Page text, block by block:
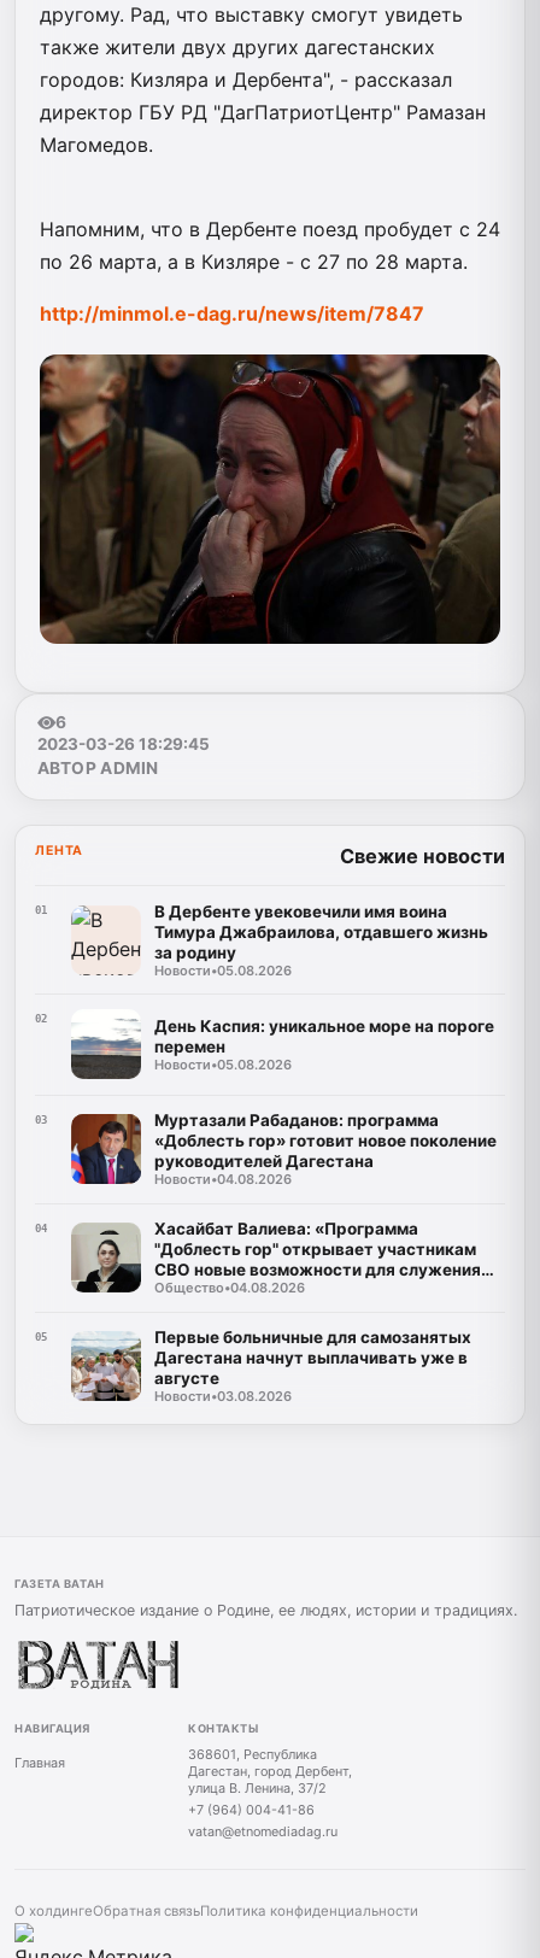
другому. Рад, что выставку смогут увидеть
также жители двух других дагестанских
городов: Кизляра и Дербента", - рассказал
директор ГБУ РД "ДагПатриотЦентр" Рамазан
Магомедов.
Напомним, что в Дербенте поезд пробудет с 24
по 26 марта, а в Кизляре - с 27 по 28 марта.
http://minmol.e-dag.ru/news/item/7847
6
2023-03-26 18:29:45
АВТОР ADMIN
ЛЕНТА Свежие новости
01
В Дербенте увековечили имя воина
Тимура Джабраилова, отдавшего жизнь
за родину
Новости•05.08.2026
02
День Каспия: уникальное море на пороге
перемен
Новости•05.08.2026
03
Муртазали Рабаданов: программа
«Доблесть гор» готовит новое поколение
руководителей Дагестана
Новости•04.08.2026
04
Хасайбат Валиева: «Программа
"Доблесть гор" открывает участникам
СВО новые возможности для служения
Дагестану»
Общество•04.08.2026
05
Первые больничные для самозанятых
Дагестана начнут выплачивать уже в
августе
Новости•03.08.2026
ГАЗЕТА ВАТАН
Патриотическое издание о Родине, ее людях, истории и традициях.
НАВИГАЦИЯ
Главная
КОНТАКТЫ
368601, Республика
Дагестан, город Дербент,
улица В. Ленина, 37/2
+7 (964) 004-41-86
vatan@etnomediadag.ru
О холдингеОбратная связьПолитика конфиденциальности